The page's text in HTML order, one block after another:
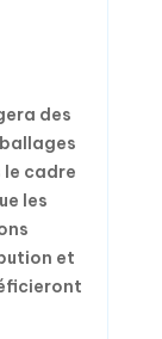
des
le cadre
les
et